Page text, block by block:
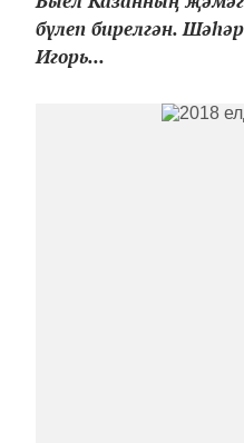
бүлеп бирелгән.
Игорь...